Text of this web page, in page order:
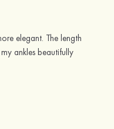
elegant. The length
ankles beautifully